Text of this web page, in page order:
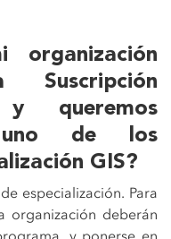
organización
queremos
uno de los
GIS?
especialización. Para
organización deberán